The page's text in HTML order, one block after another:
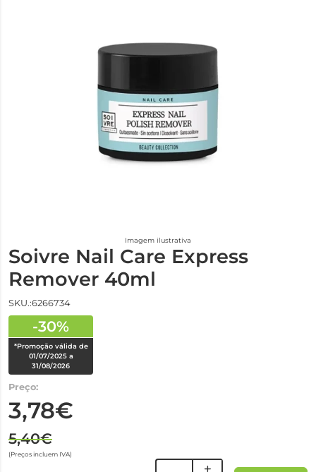
Imagem ilustrativa
Soivre Nail Care Express
Remover 40ml
SKU.:6266734
-30%
*Promoção válida de
01/07/2025 a
31/08/2026
Preço:
3,78€
5,40€
(Preços incluem IVA)